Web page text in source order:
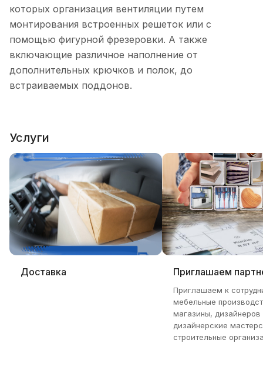
которых организация вентиляции путем
монтирования встроенных решеток или с
помощью фигурной фрезеровки. А также
включающие различное наполнение от
дополнительных крючков и полок, до
встраиваемых поддонов.
Услуги
Доставка Приглашаем
Приглашаем к
мебельные
магазины, дизайнеров
дизайнерские
строительные